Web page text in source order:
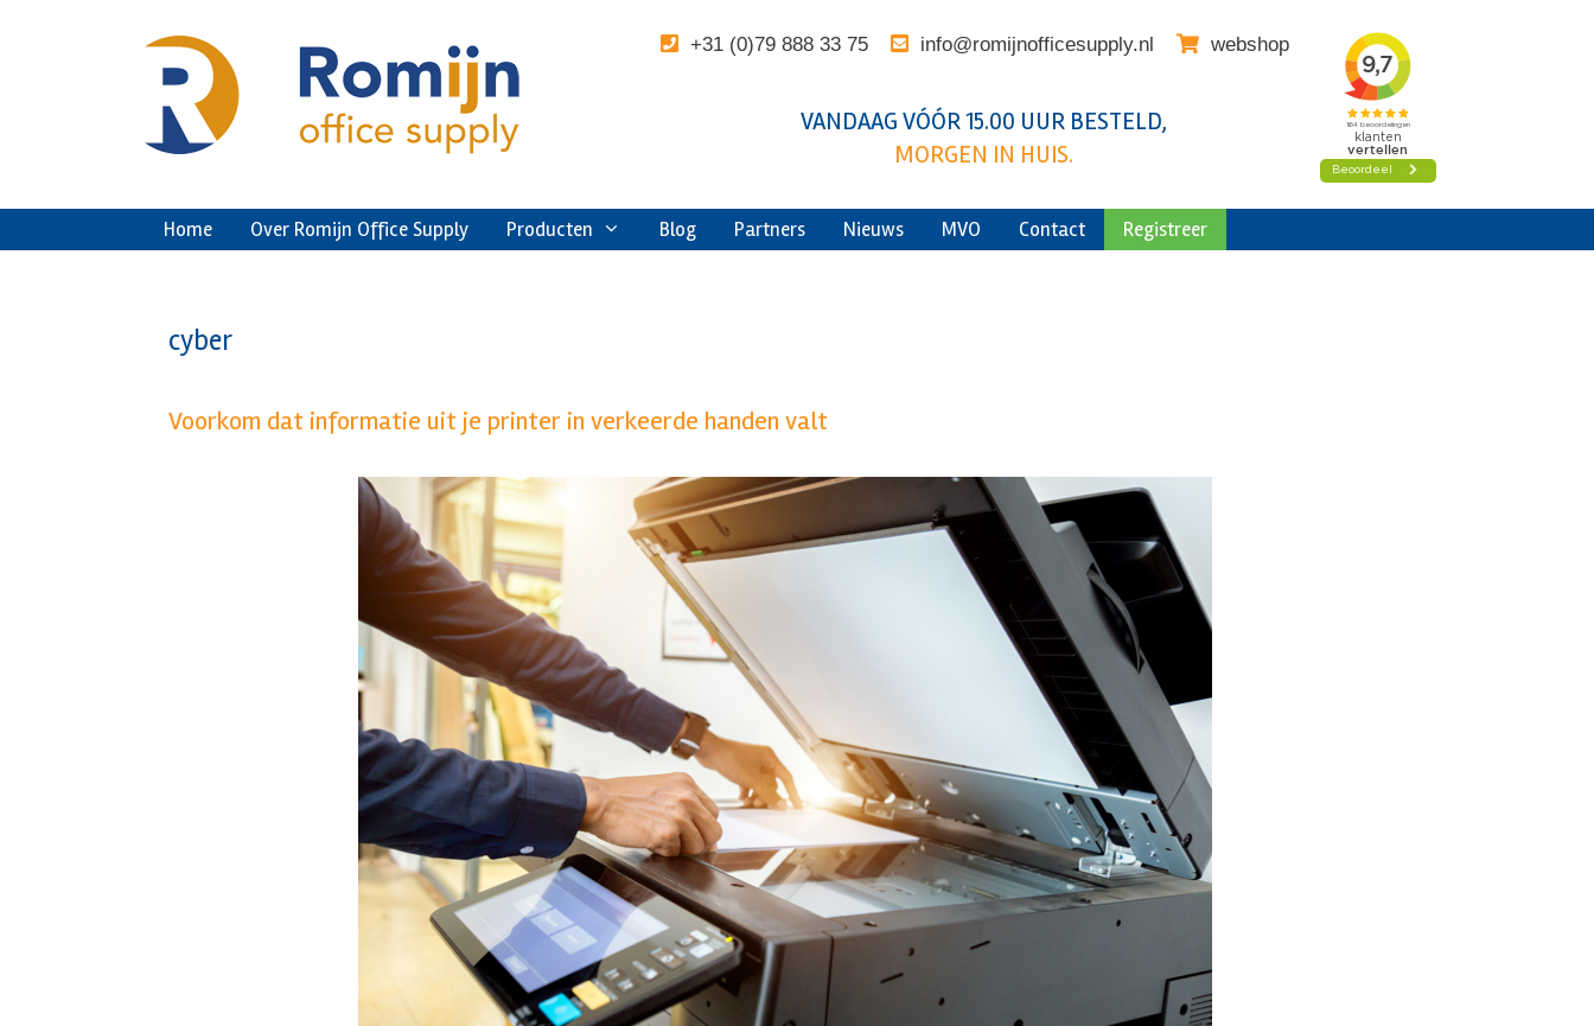
+31 (0)79 888 33 75 info@romijnofficesupply.nl webshop
VANDAAG VÓÓR 15.00 UUR BESTELD,
MORGEN IN HUIS.
Home Over Romijn Office Supply Producten Blog Partners Nieuws MVO Contact Registreer
cyber
Voorkom dat informatie uit je printer in verkeerde handen valt